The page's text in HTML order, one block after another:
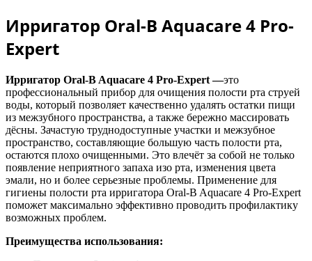
Ирригатор Oral-B Aquacare 4 Pro-
Expert
Ирригатор Oral-B Aquacare 4 Pro-Expert —это
профессиональный прибор для очищения полости рта струей
воды, который позволяет качественно удалять остатки пищи
из межзубного пространства, а также бережно массировать
дёсны. Зачастую труднодоступные участки и межзубное
пространство, составляющие большую часть полости рта,
остаются плохо очищенными. Это влечёт за собой не только
появление неприятного запаха изо рта, изменения цвета
эмали, но и более серьезные проблемы. Применение для
гигиены полости рта ирригатора Oral-B Aquacare 4 Pro-Expert
поможет максимально эффективно проводить профилактику
возможных проблем.
Преимущества использования: